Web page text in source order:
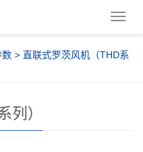
导
单
数 > 直联式罗茨风机（THD系
列）